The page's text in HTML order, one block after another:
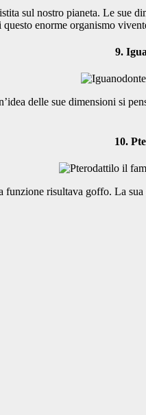
sul nostro pianeta. Le sue
enorme organismo
9.
delle sue dimensioni si
10.
risultava goffo. La